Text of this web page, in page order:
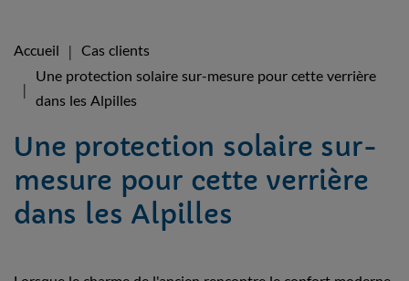
Accueil
Cas clients
Une protection solaire sur-mesure pour cette verrière
dans les Alpilles
Une protection solaire sur-
mesure pour cette verrière
dans les Alpilles